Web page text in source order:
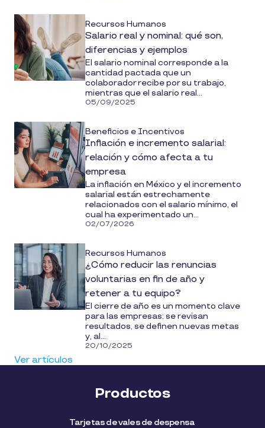
Recursos Humanos
Salario real y nominal: qué son,
diferencias y ejemplos
El salario nominal corresponde a la
cantidad pactada que un
colaborador recibe por su trabajo,
mientras que el salario real...
05/09/2025
Beneficios e Incentivos
Inflación e incremento salarial:
relación y cómo afecta a tu
empresa
La inflación en México y el incremento
salarial están estrechamente
relacionados con el salario mínimo, el
cual ha experimentado un...
02/07/2026
Recursos Humanos
¿Cómo reducir las renuncias
voluntarias en fin de año y
retener a tu equipo?
El cierre de año es un momento clave
para las empresas: se revisan
resultados, se definen nuevas metas
y, al...
20/10/2025
Ver artículos
Productos
Tarjetas de vales de despensa